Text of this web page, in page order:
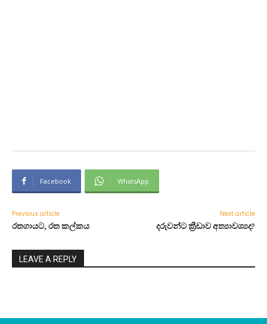
Facebook WhatsApp
Previous article
රතගායට, රත කල්කය
Next article
දරුවන්ට ක්‍රීඩාව අත්‍යාවශ්‍යද?
LEAVE A REPLY